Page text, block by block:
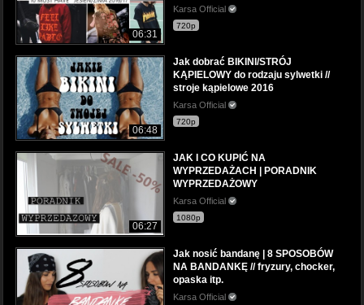
06:31
Karsa Official
720p
06:48
Jak dobrać BIKINI/STRÓJ
KĄPIELOWY do rodzaju sylwetki //
stroje kąpielowe 2016
Karsa Official
720p
06:27
JAK I CO KUPIĆ NA
WYPRZEDAŻACH | PORADNIK
WYPRZEDAŻOWY
Karsa Official
1080p
Jak nosić bandanę | 8 SPOSOBÓW
NA BANDANKĘ // fryzury, chocker,
opaska itp.
Karsa Official